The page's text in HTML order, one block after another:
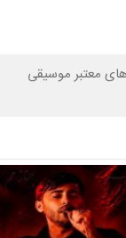
معتبر موسیقی